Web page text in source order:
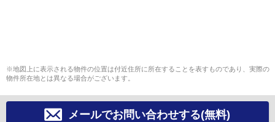
※地図上に表示される物件の位置は付近住所に所在することを表すものであり、実際の
物件所在地とは異なる場合がございます。
メールでお問い合わせする(無料)